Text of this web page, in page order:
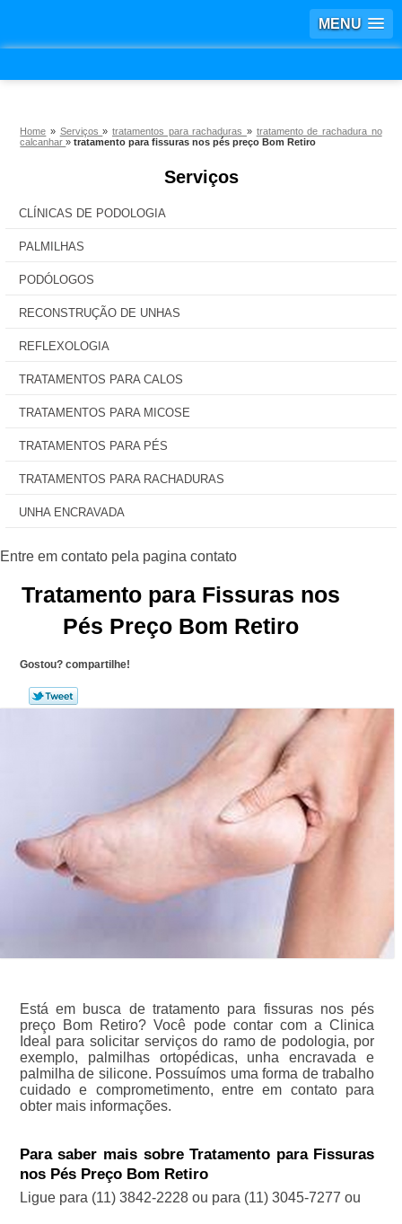
MENU
Home » Serviços»tratamentos para rachaduras » tratamento de rachadura no
calcanhar»tratamento para fissuras nos pés preço Bom Retiro
Serviços
CLÍNICAS DE PODOLOGIA
PALMILHAS
PODÓLOGOS
RECONSTRUÇÃO DE UNHAS
REFLEXOLOGIA
TRATAMENTOS PARA CALOS
TRATAMENTOS PARA MICOSE
TRATAMENTOS PARA PÉS
TRATAMENTOS PARA RACHADURAS
UNHA ENCRAVADA
Tratamento para Fissuras nos
Pés Preço Bom Retiro
Gostou? compartilhe!
Está em busca de tratamento para fissuras nos pés
preço Bom Retiro? Você pode contar com a Clinica
Ideal para solicitar serviços do ramo de podologia, por
exemplo, palmilhas ortopédicas, unha encravada e
palmilha de silicone. Possuímos uma forma de trabalho
cuidado e comprometimento, entre em contato para
obter mais informações.
Para saber mais sobre Tratamento para Fissuras
nos Pés Preço Bom Retiro
Ligue para (11) 3842-2228ou para (11) 3045-7277 ou